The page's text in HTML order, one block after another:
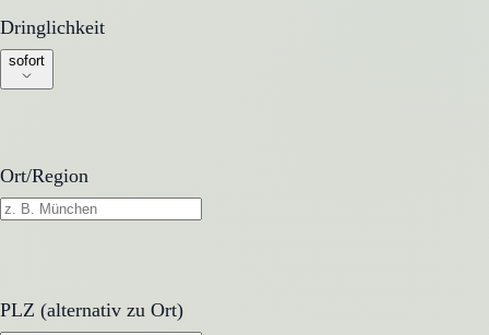
Dringlichkeit
Dringlichkeit
sofort
Ort/Region
PLZ (alternativ zu Ort)